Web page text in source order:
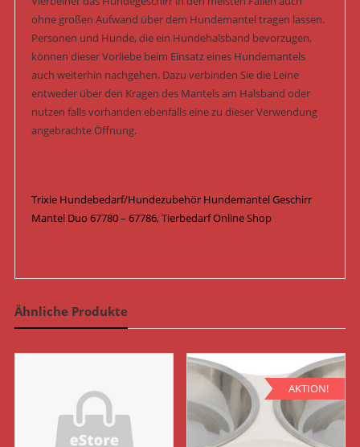
ohne großen Aufwand über dem Hundemantel tragen lassen.
Personen und Hunde, die ein Hundehalsband bevorzugen,
können dieser Vorliebe beim Einsatz eines Hundemantels
auch weiterhin nachgehen. Dazu verbinden Sie die Leine
entweder über den Kragen des Mantels am Halsband oder
nutzen falls vorhanden ebenfalls eine zu dieser Verwendung
angebrachte Öffnung.
Trixie Hundebedarf/Hundezubehör Hundemantel Geschirr
Mantel Duo 67780 – 67786, Tierbedarf Online Shop
Ähnliche Produkte
AKTION!